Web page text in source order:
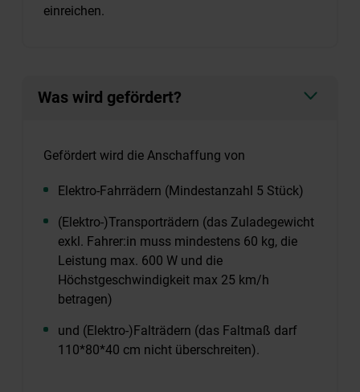
einreichen.
Was wird gefördert?
Gefördert wird die Anschaffung von
Elektro-Fahrrädern (Mindestanzahl 5 Stück)
(Elektro-)Transporträdern (das Zuladegewicht
exkl. Fahrer:in muss mindestens 60 kg, die
Leistung max. 600 W und die
Höchstgeschwindigkeit max 25 km/h
betragen)
und (Elektro-)Falträdern (das Faltmaß darf
110*80*40 cm nicht überschreiten).